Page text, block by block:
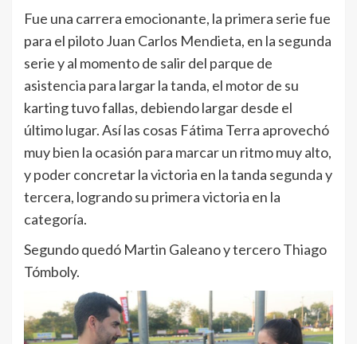
Fue una carrera emocionante, la primera serie fue
para el piloto Juan Carlos Mendieta, en la segunda
serie y al momento de salir del parque de
asistencia para largar la tanda, el motor de su
karting tuvo fallas, debiendo largar desde el
último lugar. Así las cosas Fátima Terra aprovechó
muy bien la ocasión para marcar un ritmo muy alto,
y poder concretar la victoria en la tanda segunda y
tercera, logrando su primera victoria en la
categoría.
Segundo quedó Martin Galeano y tercero Thiago
Tómboly.